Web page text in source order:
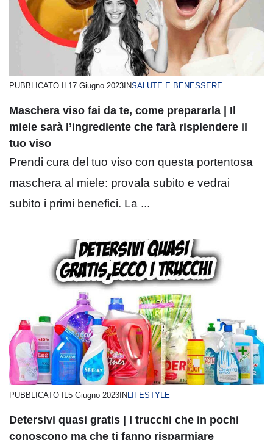
PUBBLICATO IL 17 Giugno 2023 INSALUTE E BENESSERE
Maschera viso fai da te, come prepararla | Il
miele sarà l’ingrediente che farà risplendere il
tuo viso
Prendi cura del tuo viso con questa portentosa
maschera al miele: provala subito e vedrai
subito i primi benefici. La ...
PUBBLICATO IL 5 Giugno 2023 IN LIFESTYLE
Detersivi quasi gratis | I trucchi che in pochi
conoscono ma che ti fanno risparmiare